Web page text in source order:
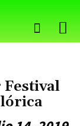
Festival